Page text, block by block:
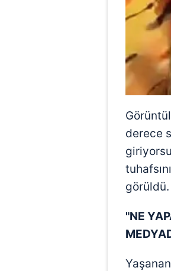
6698
derece
görüldü.
"NE